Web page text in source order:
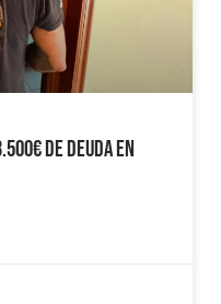
de Deuda en